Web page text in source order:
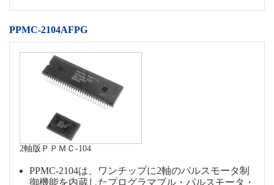
PPMC-2104AFPG
2軸版ＰＰＭＣ-104
PPMC-2104は、ワンチップに2軸のパルスモータ制
御機能を内蔵したプログラマブル・パルスモータ・